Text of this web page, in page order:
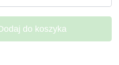
do koszyka